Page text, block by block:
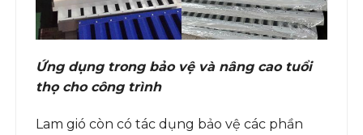
Ứng dụng trong bảo vệ và nâng cao tuổi
thọ cho công trình
Lam gió còn có tác dụng bảo vệ các phần